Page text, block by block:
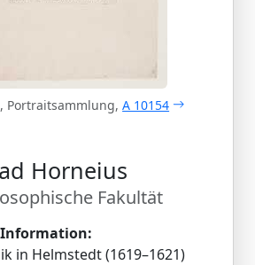
Portraitsammlung,A 10154
Horneius
Fakultät
in Helmstedt (1619–1621)